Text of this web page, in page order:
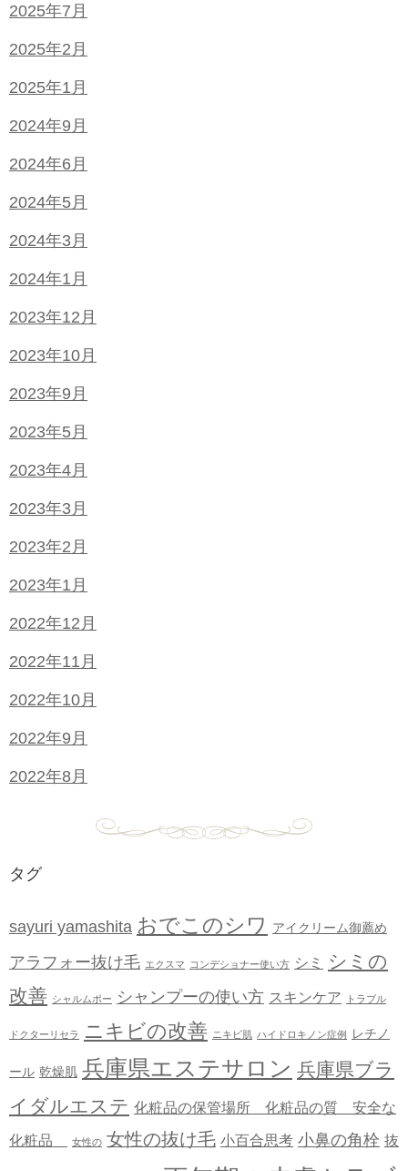
2025年7月
2025年2月
2025年1月
2024年9月
2024年6月
2024年5月
2024年3月
2024年1月
2023年12月
2023年10月
2023年9月
2023年5月
2023年4月
2023年3月
2023年2月
2023年1月
2022年12月
2022年11月
2022年10月
2022年9月
2022年8月
タグ
sayuri yamashita おでこのシワ アイクリーム御薦め
アラフォー抜け毛 エクスマ コンデショナー使い方 シミ
シミの
改善 シャルムポー シャンプーの使い方 スキンケア トラブル
ドクターリセラ ニキビの改善 ニキビ肌 ハイドロキノン症例 レチノ
ール 乾燥肌 兵庫県エステサロン 兵庫県ブラ
イダルエステ 化粧品の保管場所 化粧品の質 安全な
化粧品
女性の 女性の抜け毛 小百合思考 小鼻の角栓 抜